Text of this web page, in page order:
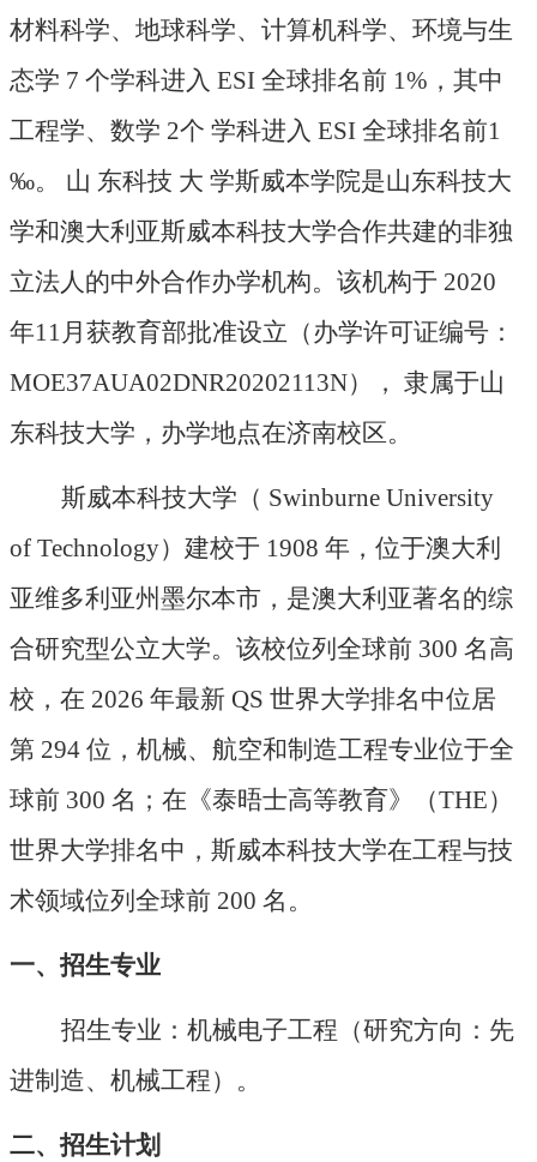
材料科学、地球科学、计算机科学、环境与生
态学 7 个学科进入 ESI 全球排名前 1%，其中
工程学、数学 2个 学科进入 ESI 全球排名前1
‰。 山 东科技 大 学斯威本学院是山东科技大
学和澳大利亚斯威本科技大学合作共建的非独
立法人的中外合作办学机构。该机构于 2020
年11月获教育部批准设立（办学许可证编号：
MOE37AUA02DNR20202113N）， 隶属于山
东科技大学，办学地点在济南校区。
斯威本科技大学（ Swinburne University
of Technology）建校于 1908 年，位于澳大利
亚维多利亚州墨尔本市，是澳大利亚著名的综
合研究型公立大学。该校位列全球前 300 名高
校，在 2026 年最新 QS 世界大学排名中位居
第 294 位，机械、航空和制造工程专业位于全
球前 300 名；在《泰晤士高等教育》（THE）
世界大学排名中，斯威本科技大学在工程与技
术领域位列全球前 200 名。
一、招生专业
招生专业：机械电子工程（研究方向：先
进制造、机械工程）。
二、招生计划